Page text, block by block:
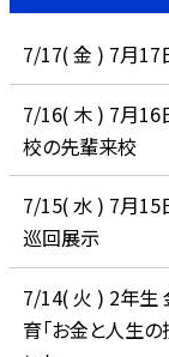
7/17( 金 ) 7月17
7/16( 木 ) 7月16
校の先輩来校
7/15( 水 ) 7月15
巡回展示
7/14( 火 ) 2年生
育「お金と人生